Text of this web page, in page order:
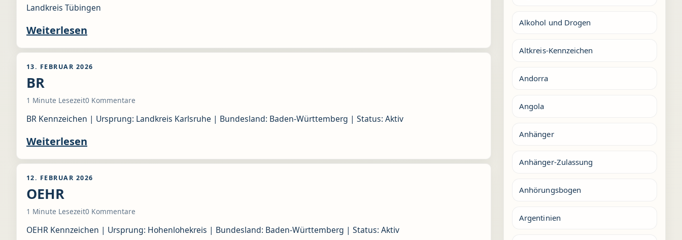
Landkreis Tübingen
Weiterlesen
13. FEBRUAR 2026
BR
1 Minute Lesezeit0 Kommentare
BR Kennzeichen | Ursprung: Landkreis Karlsruhe | Bundesland: Baden-Württemberg | Status: Aktiv
Weiterlesen
12. FEBRUAR 2026
OEHR
1 Minute Lesezeit0 Kommentare
OEHR Kennzeichen | Ursprung: Hohenlohekreis | Bundesland: Baden-Württemberg | Status: Aktiv
Alkohol und Drogen
Altkreis-Kennzeichen
Andorra
Angola
Anhänger
Anhänger-Zulassung
Anhörungsbogen
Argentinien